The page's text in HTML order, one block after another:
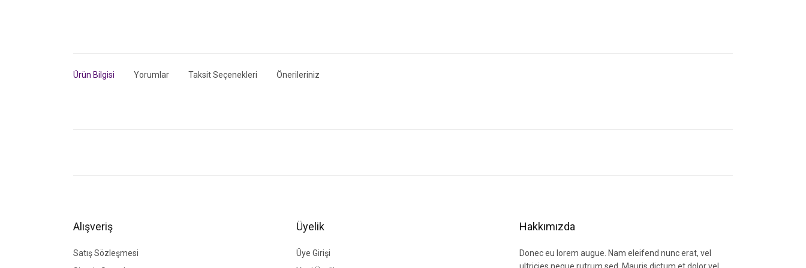
Ürün Bilgisi Yorumlar Taksit Seçenekleri Önerileriniz
Ürün fiyatı diğer sitelerden daha pahalı.
Bu ürüne benzer farklı alternatifler olmalı.
Alışveriş
Satış Sözleşmesi
Üyelik
Üye Girişi
Hakkımızda
Donec eu lorem augue. Nam eleifend nunc erat, vel